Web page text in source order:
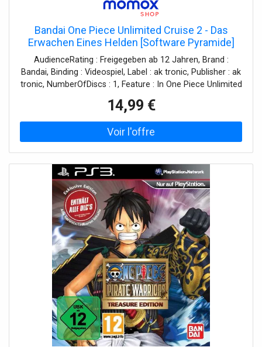
Bandai One Piece Unlimited Cruise 2 - Das
Erwachen Eines Helden [Software Pyramide]
AudienceRating : Freigegeben ab 12 Jahren, Brand :
Bandai, Binding : Videospiel, Label : ak tronic, Publisher : ak
tronic, NumberOfDiscs : 1, Feature : In One Piece Unlimited
Nintendo Wii, releaseDate : 2012-04-02
14,99 €